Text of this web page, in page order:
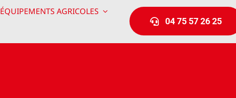
ÉQUIPEMENTS AGRICOLES
04 75 57 26 25